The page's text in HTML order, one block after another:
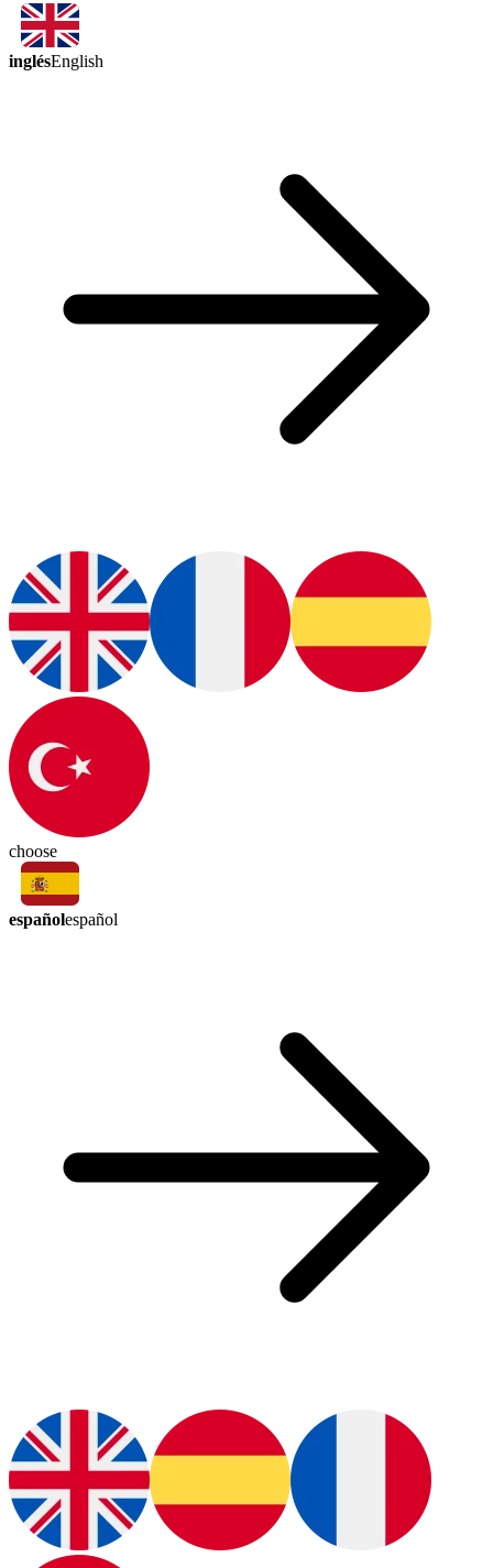
inglésEnglish
choose
españolespañol